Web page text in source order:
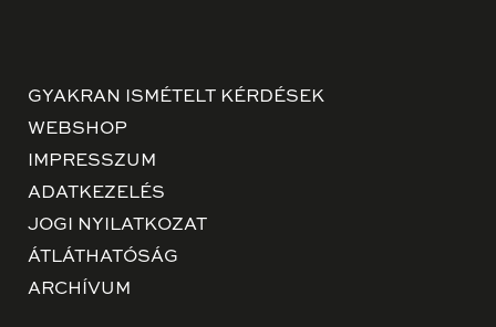
GYAKRAN ISMÉTELT KÉRDÉSEK
WEBSHOP
IMPRESSZUM
ADATKEZELÉS
JOGI NYILATKOZAT
ÁTLÁTHATÓSÁG
ARCHÍVUM